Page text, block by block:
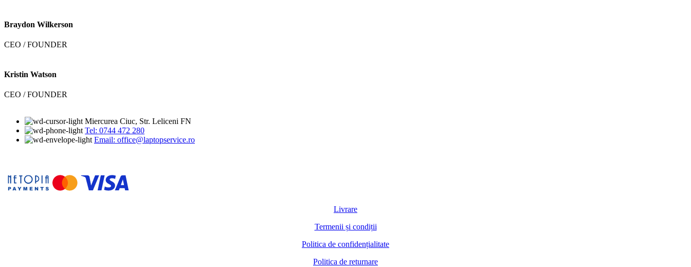
Braydon Wilkerson
CEO / FOUNDER
Kristin Watson
CEO / FOUNDER
Miercurea Ciuc, Str. Leliceni FN
Tel: 0744 472 280
Email: office@laptopservice.ro
Livrare
Termenii și condiții
Politica de confidențialitate
Politica de returnare